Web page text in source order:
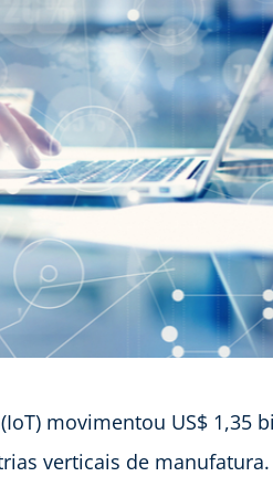
movimentou US$ 1,35
verticais de manufatura.